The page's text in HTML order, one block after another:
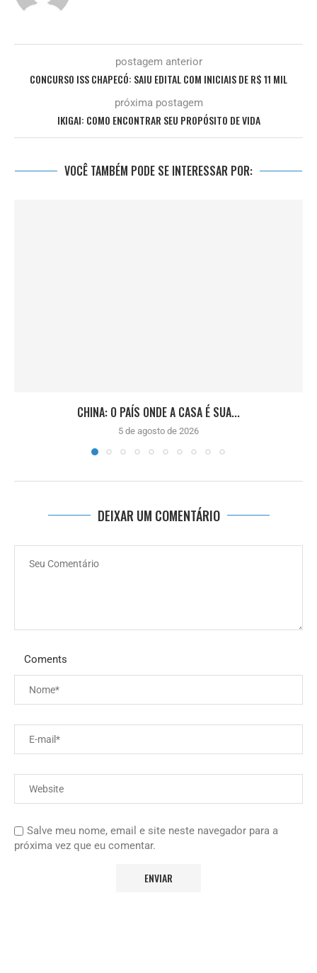
postagem anterior
CONCURSO ISS CHAPECÓ: SAIU EDITAL COM INICIAIS DE R$ 11 MIL
próxima postagem
IKIGAI: COMO ENCONTRAR SEU PROPÓSITO DE VIDA
VOCÊ TAMBÉM PODE SE INTERESSAR POR:
CHINA: O PAÍS ONDE A CASA É SUA...
5 de agosto de 2026
DEIXAR UM COMENTÁRIO
Coments
Salve meu nome, email e site neste navegador para a
próxima vez que eu comentar.